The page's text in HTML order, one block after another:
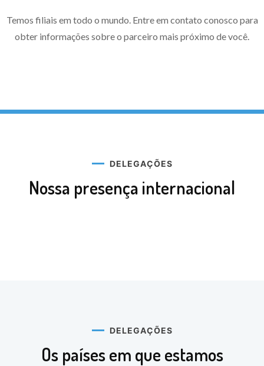
Temos filiais em todo o mundo. Entre em contato conosco para
obter informações sobre o parceiro mais próximo de você.
DELEGAÇÕES
Nossa presença internacional
DELEGAÇÕES
Os países em que estamos